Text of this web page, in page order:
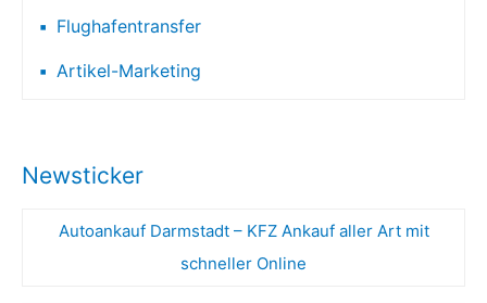
Flughafentransfer
Artikel-Marketing
Newsticker
Autoankauf Darmstadt – KFZ Ankauf aller Art mit
schneller Online